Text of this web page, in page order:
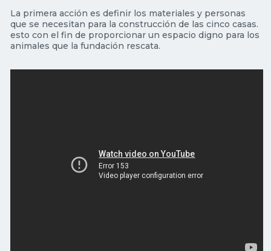
La primera acción es definir los materiales y personas
que se necesitan para la construcción de las cinco casas.
esto con el fin de proporcionar un espacio digno para los
animales que la fundación rescata.